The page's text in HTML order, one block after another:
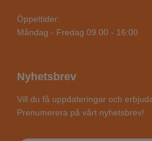
Öppettider:
Måndag - Fredag 09.00 - 16:00
Nyhetsbrev
Vill du få uppdateringar och
Prenumerera på vårt nyhetsbrev!